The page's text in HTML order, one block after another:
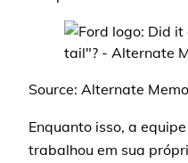
Source: Alternate
Enquanto isso, a
trabalhou em sua